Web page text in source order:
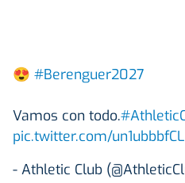
😍 #Berenguer2027
Vamos con todo.
pic.twitter.com/un1ubbbfCL
- Athletic Club